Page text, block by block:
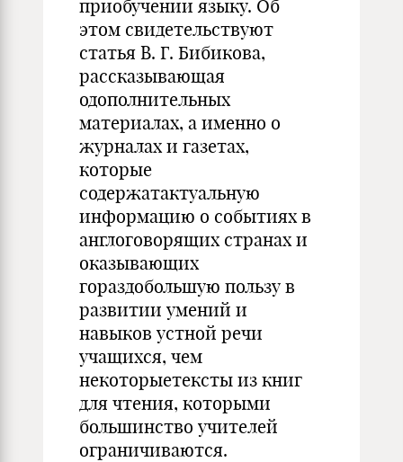
приобучении языку. Об
этом свидетельствуют
статья В. Г. Бибикова,
рассказывающая
одополнительных
материалах, а именно о
журналах и газетах,
которые
содержатактуальную
информацию о событиях в
англоговорящих странах и
оказывающих
гораздобольшую пользу в
развитии умений и
навыков устной речи
учащихся, чем
некоторыетексты из книг
для чтения, которыми
большинство учителей
ограничиваются.